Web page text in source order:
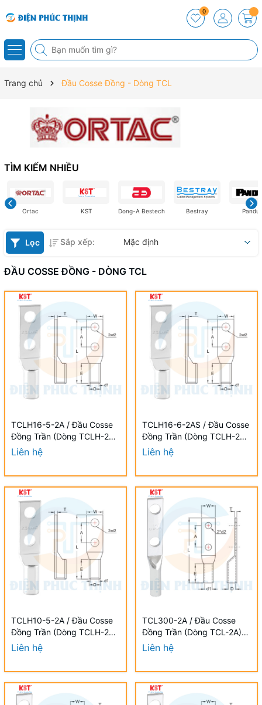
0
Trang chủ Đầu Cosse Đồng - Dòng TCL
TÌM KIẾM NHIỀU
Ortac KST Dong-A Bestech Bestray
Lọc Sắp xếp: Mặc định
ĐẦU COSSE ĐỒNG - DÒNG TCL
TCLH16-5-2A / Đầu Cosse
Đồng Trần (Dòng TCLH-2A)
KST 16 mm - NON-
INSULATED COPPER
Liên hệ
TCLH16-6-2AS / Đầu Cosse
Đồng Trần (Dòng TCLH-2A)
KST 16 mm - NON-
INSULATED COPPER
Liên hệ
TCLH10-5-2A / Đầu Cosse
Đồng Trần (Dòng TCLH-2A)
KST 10 mm - NON-
INSULATED COPPER
Liên hệ
TCL300-2A / Đầu Cosse
Đồng Trần (Dòng TCL-2A)
KST 300 mm - NON-
INSULATED COPPER
Liên hệ